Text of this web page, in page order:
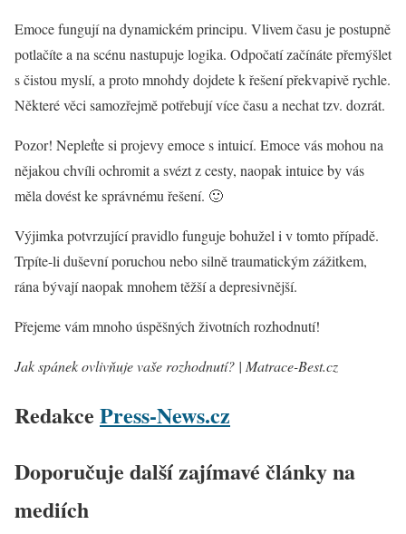
Emoce fungují na dynamickém principu. Vlivem času je postupně
potlačíte a na scénu nastupuje logika. Odpočatí začínáte přemýšlet
s čistou myslí, a proto mnohdy dojdete k řešení překvapivě rychle.
Některé věci samozřejmě potřebují více času a nechat tzv. dozrát.
Pozor! Nepleťte si projevy emoce s intuicí. Emoce vás mohou na
nějakou chvíli ochromit a svézt z cesty, naopak intuice by vás
měla dovést ke správnému řešení. 🙂
Výjimka potvrzující pravidlo funguje bohužel i v tomto případě.
Trpíte-li duševní poruchou nebo silně traumatickým zážitkem,
rána bývají naopak mnohem těžší a depresivnější.
Přejeme vám mnoho úspěšných životních rozhodnutí!
Jak spánek ovlivňuje vaše rozhodnutí? | Matrace-Best.cz
Redakce Press-News.cz
Doporučuje další zajímavé články na
mediích